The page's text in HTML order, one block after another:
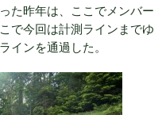
た昨年は、ここでメンバー
で今回は計測ラインまでゆ
インを通過した。